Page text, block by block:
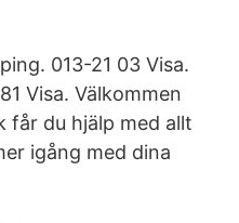
013-21 03 Visa.
Visa. Välkommen
får du hjälp med allt
igång med dina